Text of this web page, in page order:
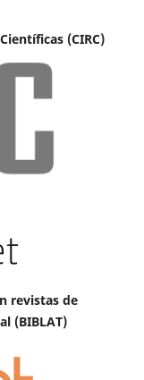
(CIRC)
revistas de
(BIBLAT)